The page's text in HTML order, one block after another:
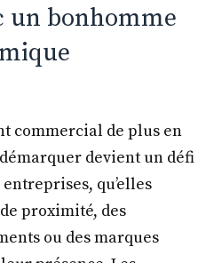
un bonhomme
commercial de plus en
devient un défi
qu’elles
proximité, des
ou des marques